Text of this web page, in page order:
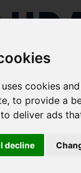
cookies
,to provide a
to deliver ads
I decline
НАСОС